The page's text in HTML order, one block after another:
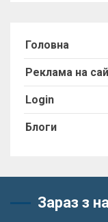
Головна
Реклама на
Login
Блоги
Зараз з